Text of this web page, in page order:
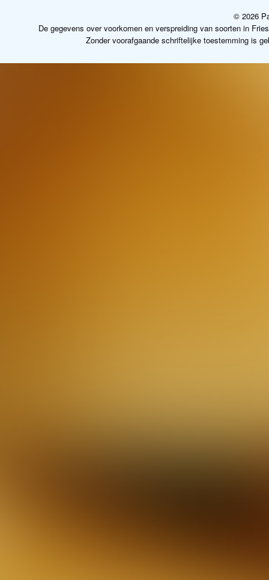
© 2026
De gegevens over voorkomen en verspreiding van soorten in
Zonder voorafgaande schriftelijke toestemming is